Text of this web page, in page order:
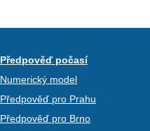
Předpověď počasí
Numerický model
Předpověď pro Prahu
Předpověď pro Brno